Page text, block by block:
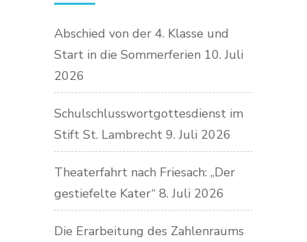
Abschied von der 4. Klasse und
Start in die Sommerferien 10. Juli
2026
Schulschlusswortgottesdienst im
Stift St. Lambrecht 9. Juli 2026
Theaterfahrt nach Friesach: „Der
gestiefelte Kater“ 8. Juli 2026
Die Erarbeitung des Zahlenraums